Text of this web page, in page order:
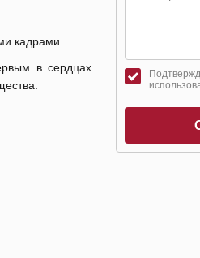
кадрами.
в сердцах